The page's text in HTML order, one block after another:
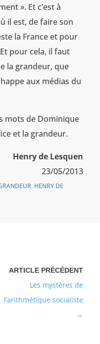
». Et c’est à
il est, de faire son
la France et pour
pour cela, il faut
la grandeur, que
aux médias du
mots de Dominique
et la grandeur.
Henry de Lesquen
23/05/2013
, HENRY DE
Les mystères de
l’arithmétique socialiste